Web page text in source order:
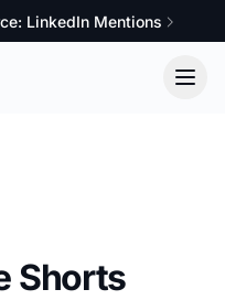
LinkedIn Mentions
Shorts